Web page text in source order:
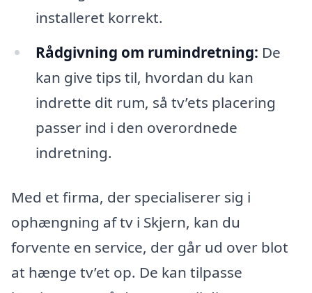
installeret korrekt.
Rådgivning om rumindretning: De
kan give tips til, hvordan du kan
indrette dit rum, så tv’ets placering
passer ind i den overordnede
indretning.
Med et firma, der specialiserer sig i
ophængning af tv i Skjern, kan du
forvente en service, der går ud over blot
at hænge tv’et op. De kan tilpasse